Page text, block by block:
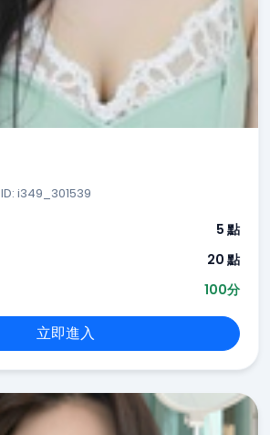
ID: i349_301539
5 點
20 點
100分
立即進入